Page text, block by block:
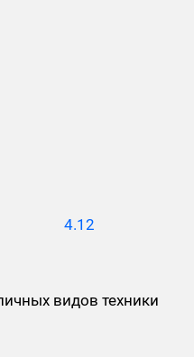
4.12
видов техники